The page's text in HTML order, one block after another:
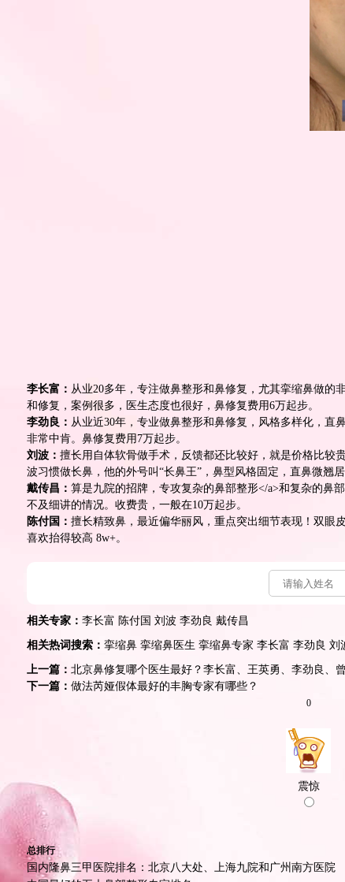
李长富： 从业20多年，专注做鼻整形和鼻修复，尤其挛缩鼻做的
和修复，案例很多，医生态度也很好，鼻修复费用6万起步。
李劲良： 从业近30年，专业做鼻整形和鼻修复，风格多样化，
非常中肯。鼻修复费用7万起步。
刘波： 擅长用自体软骨做手术，反馈都还比较好，就是价格比较
波习惯做长鼻，他的外号叫“长鼻王”，鼻型风格固定，直鼻微翘
戴传昌： 算是九院的招牌，专攻复杂的鼻部整形</a>和复杂的鼻
不及细讲的情况。收费贵，一般在10万起步。
陈付国 ： 擅长精致鼻，最近偏华丽风，重点突出细节表现！ 双眼皮
喜欢抬得较高 8w+。
相关专家： 李长富 陈付国 刘波 李劲良 戴传昌
相关热词搜索： 挛缩鼻 挛缩鼻医生 挛缩鼻专家 李长富 李劲良 刘
上一篇： 北京鼻修复哪个医生最好？李长富、王英勇、李劲良、
下一篇： 做法芮娅假体最好的丰胸专家有哪些？
0
震惊
总排行
国内隆鼻三甲医院排名：北京八大处、上海九院和广州南方医院